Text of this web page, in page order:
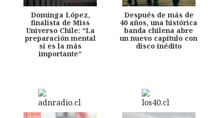
Dominga López,
finalista de Miss
Universo Chile: “La
preparación mental
sí es la más
importante”
Después de más de
40 años, una histórica
banda chilena abre
un nuevo capítulo con
disco inédito